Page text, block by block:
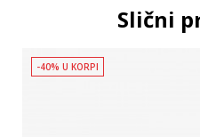
Slični
-40% U KORPI